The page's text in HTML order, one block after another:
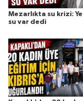
Mezarlıkta su krizi:
su var dedi